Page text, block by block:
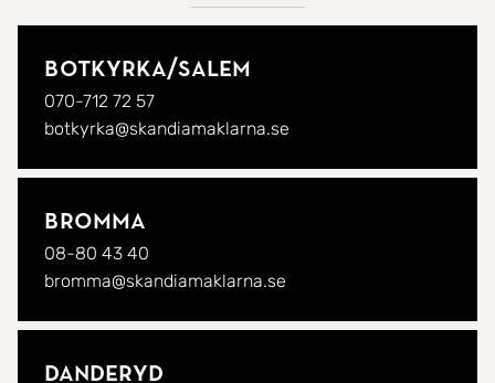
Botkyrka/Salem
070-712 72 57
botkyrka@skandiamaklarna.se
Bromma
08-80 43 40
bromma@skandiamaklarna.se
Danderyd